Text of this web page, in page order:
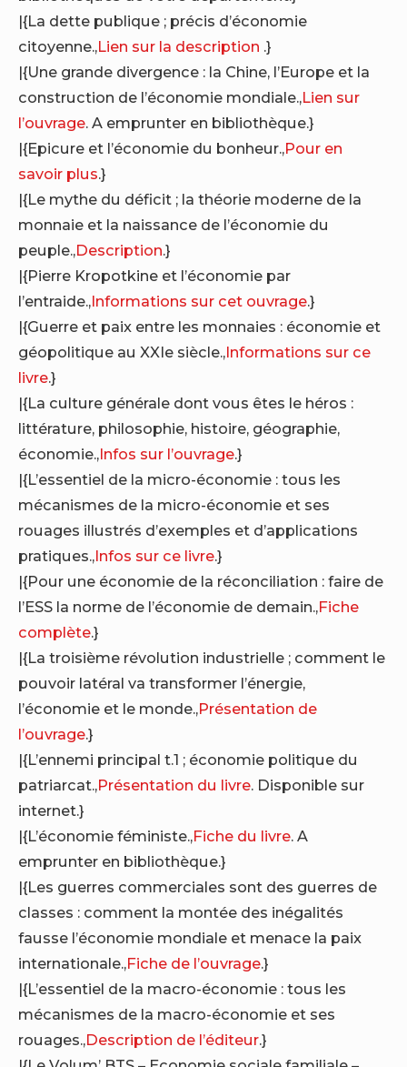
|{La dette publique ; précis d’économie
citoyenne.,Lien sur la description .}
|{Une grande divergence : la Chine, l’Europe et la
construction de l’économie mondiale.,Lien sur
l’ouvrage. A emprunter en bibliothèque.}
|{Epicure et l’économie du bonheur.,Pour en
savoir plus.}
|{Le mythe du déficit ; la théorie moderne de la
monnaie et la naissance de l’économie du
peuple.,Description.}
|{Pierre Kropotkine et l’économie par
l’entraide.,Informations sur cet ouvrage.}
|{Guerre et paix entre les monnaies : économie et
géopolitique au XXIe siècle.,Informations sur ce
livre.}
|{La culture générale dont vous êtes le héros :
littérature, philosophie, histoire, géographie,
économie.,Infos sur l’ouvrage.}
|{L’essentiel de la micro-économie : tous les
mécanismes de la micro-économie et ses
rouages illustrés d’exemples et d’applications
pratiques.,Infos sur ce livre.}
|{Pour une économie de la réconciliation : faire de
l’ESS la norme de l’économie de demain.,Fiche
complète.}
|{La troisième révolution industrielle ; comment le
pouvoir latéral va transformer l’énergie,
l’économie et le monde.,Présentation de
l’ouvrage.}
|{L’ennemi principal t.1 ; économie politique du
patriarcat.,Présentation du livre. Disponible sur
internet.}
|{L’économie féministe.,Fiche du livre. A
emprunter en bibliothèque.}
|{Les guerres commerciales sont des guerres de
classes : comment la montée des inégalités
fausse l’économie mondiale et menace la paix
internationale.,Fiche de l’ouvrage.}
|{L’essentiel de la macro-économie : tous les
mécanismes de la macro-économie et ses
rouages.,Description de l’éditeur.}